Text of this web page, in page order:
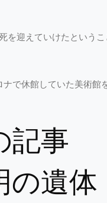
を迎えていけたという
で休館していた美術館
記事
の遺